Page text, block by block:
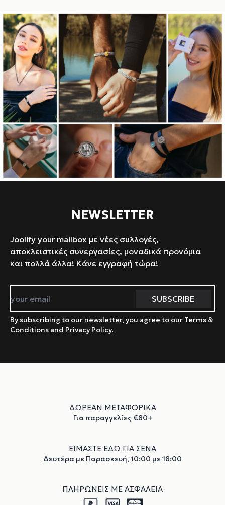
NEWSLETTER
Joolify your mailbox με νέες συλλογές,
αποκλειστικές συνεργασίες, μοναδικά προνόμια
και πολλά άλλα! Κάνε εγγραφή τώρα!
By subscribing to our newsletter, you agree to our Terms &
Conditions and Privacy Policy.
ΔΩΡΕΑΝ ΜΕΤΑΦΟΡΙΚΑ
Για παραγγελίες €80+
ΕΙΜΑΣΤΕ ΕΔΩ ΓΙΑ ΣΕΝΑ
Δευτέρα με Παρασκευή, 10:00 με 18:00
ΠΛΗΡΩΝΕΙΣ ΜΕ ΑΣΦΑΛΕΙΑ